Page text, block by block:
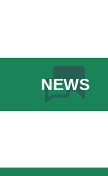
NEWS